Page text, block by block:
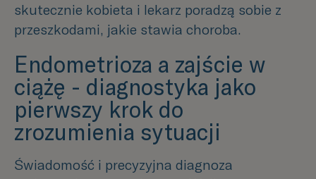
skutecznie kobieta i lekarz poradzą sobie z
przeszkodami, jakie stawia choroba.
Endometrioza a zajście w
ciążę - diagnostyka jako
pierwszy krok do
zrozumienia sytuacji
Świadomość i precyzyjna diagnoza